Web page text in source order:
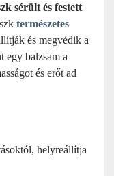
sérült és festett
természetes
és megvédik a
egy balzsam a
és erőt ad
helyreállítja